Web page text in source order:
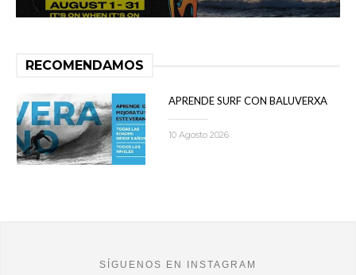
RECOMENDAMOS
APRENDE SURF CON BALUVERXA
10 Agosto 2026